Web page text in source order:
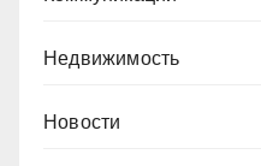
Недвижимость
Новости